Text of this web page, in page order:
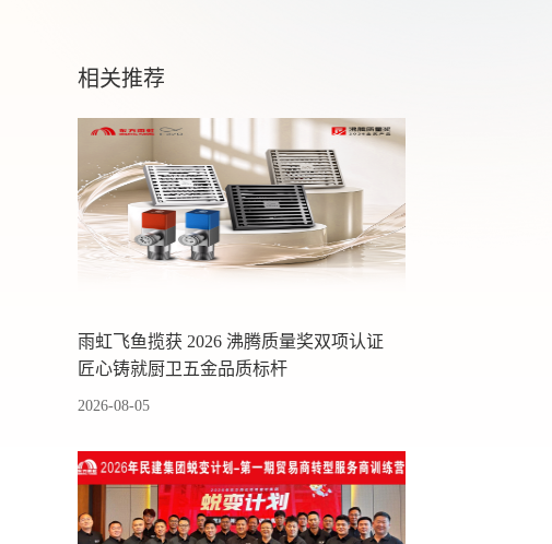
相关推荐
雨虹飞鱼揽获 2026 沸腾质量奖双项认证
匠心铸就厨卫五金品质标杆
2026-08-05